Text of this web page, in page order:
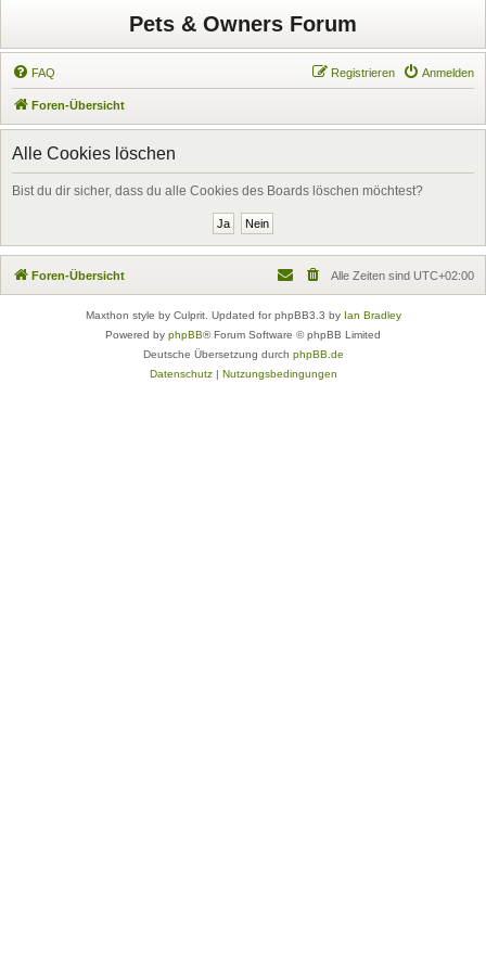
Pets & Owners Forum
FAQ Anmelden
Registrieren
Foren-Übersicht
Alle Cookies löschen
Bist du dir sicher, dass du alle Cookies des Boards löschen möchtest?
Foren-Übersicht Alle Zeiten sind UTC+02:00
Maxthon style by Culprit. Updated for phpBB3.3 by Ian Bradley
Powered by phpBB® Forum Software © phpBB Limited
Deutsche Übersetzung durch phpBB.de
Datenschutz| Nutzungsbedingungen